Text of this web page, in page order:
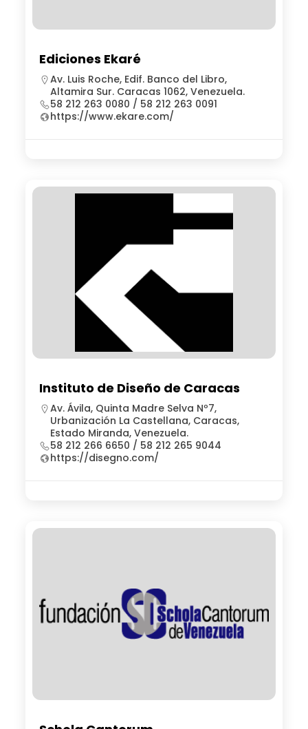
Ediciones Ekaré
Av. Luis Roche, Edif. Banco del Libro,
Altamira Sur. Caracas 1062, Venezuela.
58 212 263 0080 / 58 212 263 0091
https://www.ekare.com/
Instituto de Diseño de Caracas
Av. Ávila, Quinta Madre Selva Nº7,
Urbanización La Castellana, Caracas,
Estado Miranda, Venezuela.
58 212 266 6650 / 58 212 265 9044
https://disegno.com/